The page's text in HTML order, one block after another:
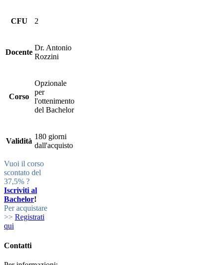
CFU 2
Docente
Dr. Antonio
Rozzini
Corso
Opzionale
per
l'ottenimento
del Bachelor
Validità
180 giorni
dall'acquisto
Vuoi il corso
scontato del
37,5% ?
Iscriviti al
Bachelor!
Per acquistare
>> Registrati
qui
Contatti